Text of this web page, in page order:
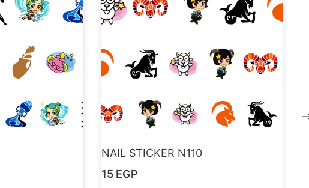
NAIL STICKER N110
15 EGP